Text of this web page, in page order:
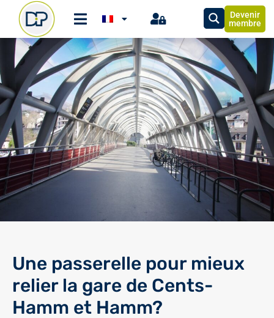
Devenir
membre
Une passerelle pour mieux
relier la gare de Cents-
Hamm et Hamm?